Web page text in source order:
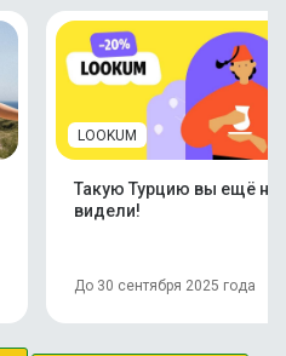
LOOKUM
Такую Турцию вы ещё не
видели!
До 30 сентября 2025 года